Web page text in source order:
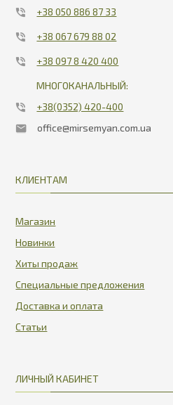
+38 050 886 87 33
+38 067 679 88 02
+38 097 8 420 400
МНОГОКАНАЛЬНЫЙ:
+38(0352) 420-400
office@mirsemyan.com.ua
КЛИЕНТАМ
Магазин
Новинки
Хиты продаж
Специальные предложения
Доставка и оплата
Статьи
ЛИЧНЫЙ КАБИНЕТ